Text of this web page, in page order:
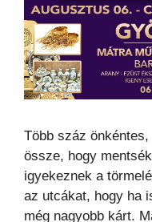
Több száz
össze, hogy
igyekeznek a
az utcákat, hogy ha
még nagyobb kárt.